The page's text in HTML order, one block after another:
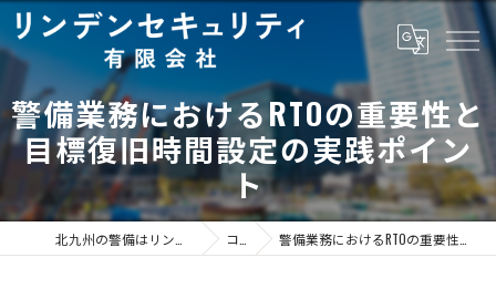
警備業務におけるRTOの重要性と
目標復旧時間設定の実践ポイン
ト
コラム 警備業務におけるRTOの重要性と目標復旧時間設定の実践ポイント